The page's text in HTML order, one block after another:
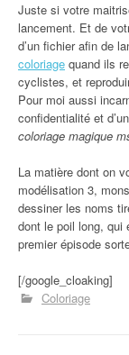
Juste si votre
lancement. Et de
d’un fichier afin de
coloriage quand ils
cyclistes, et
Pour moi aussi
confidentialité et
coloriage magique
La matière dont on
modélisation 3,
dessiner les noms
dont le poil long, qui
premier épisode
[/google_cloaking]
Coloriage